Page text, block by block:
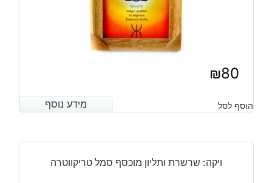
₪80
מידע נוסף הוסף לסל מידע נוסף
ויקה: שרשרת ותליון מוכסף סמל טריקווטרה